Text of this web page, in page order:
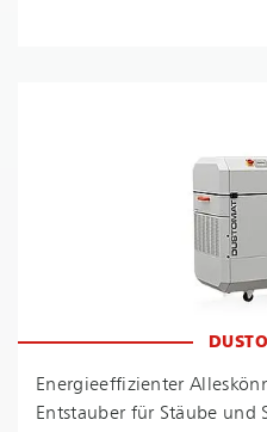
En­er­gie­ef­fi­zi­en­ter
Entstauber für Stäube und